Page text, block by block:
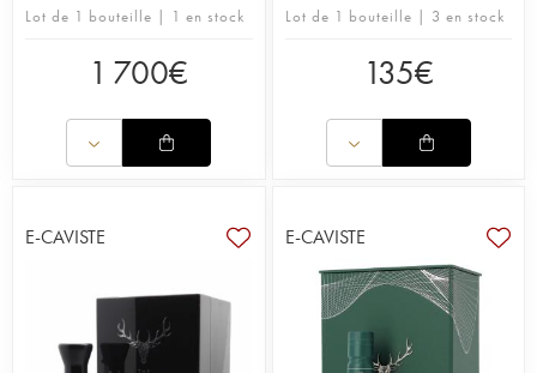
Lot de 1 bouteille | 1 en stock
1 700€
Lot de 1 bouteille | 3 en stock
135€
E-CAVISTE E-CAVISTE